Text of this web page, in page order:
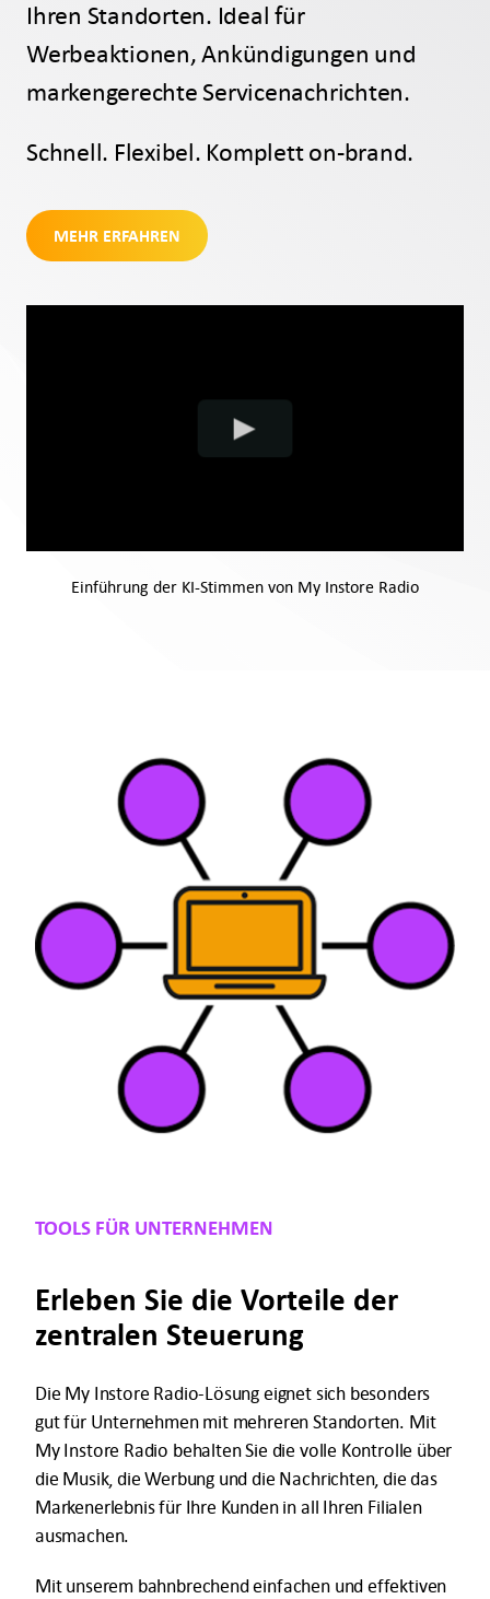
Einführung der KI-Stimmen von My Instore Radio
Ihren Standorten. Ideal für
Werbeaktionen, Ankündigungen und
markengerechte Servicenachrichten.
Schnell. Flexibel. Komplett on-brand.
MEHR ERFAHREN
TOOLS FÜR UNTERNEHMEN
Erleben Sie die Vorteile der
zentralen Steuerung
Die My Instore Radio-Lösung eignet sich besonders
gut für Unternehmen mit mehreren Standorten. Mit
My Instore Radio behalten Sie die volle Kontrolle über
die Musik, die Werbung und die Nachrichten, die das
Markenerlebnis für Ihre Kunden in all Ihren Filialen
ausmachen.
Mit unserem bahnbrechend einfachen und effektiven